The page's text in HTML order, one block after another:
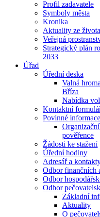
Profil zadavatele
Symboly města
Kronika
Aktuality ze
Veřejná
Strategický plán
2033
Úřad
Úřední deska
Valná
Bříza
Nabídka
Kontaktní
Povinné informace
pověřence
Žádosti ke stažení
Úřední hodiny
Adresář a
Odbor finančních
Odbor
Odbor
Základní
Aktuality
O